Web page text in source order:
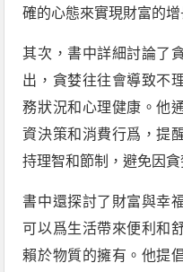
確的心態來實現財富的增
其次，書中詳細討論了
出，貪婪往往會導致不
務狀況和心理健康。他
資決策和消費行爲，提
持理智和節制，避免因
書中還探討了財富與幸
可以爲生活帶來便利和
賴於物質的擁有。他提